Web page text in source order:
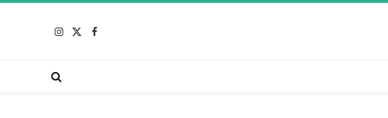
فيسبوك
X
الانستغرام